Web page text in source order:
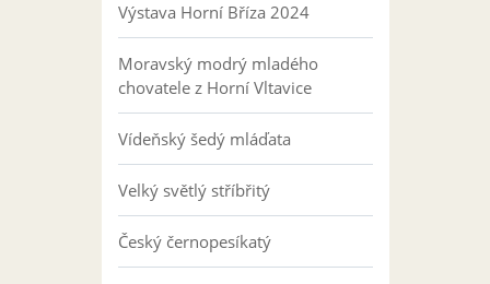
Výstava Horní Bříza 2024
Moravský modrý mladého
chovatele z Horní Vltavice
Vídeňský šedý mláďata
Velký světlý stříbřitý
Český černopesíkatý